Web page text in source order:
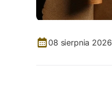
08 sierpnia 2026